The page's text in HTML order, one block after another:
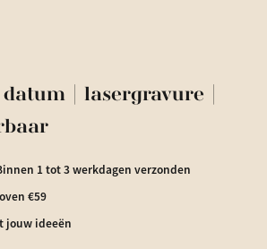
| lasergravure |
1 tot 3 werkdagen verzonden
€59
jouw ideeën